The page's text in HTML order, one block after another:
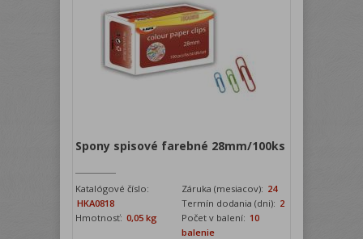
Spony spisové farebné 28mm/100ks
Katalógové číslo:
HKA0818
Záruka (mesiacov): 24
Termín dodania (dni): 2
Hmotnosť: 0,05 kg Počet v balení: 10
balenie